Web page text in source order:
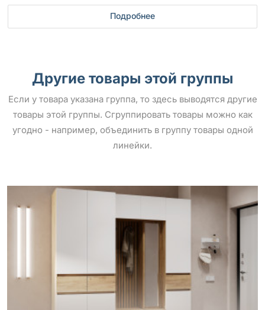
Подробнее
Другие товары этой группы
Если у товара указана группа, то здесь выводятся другие
товары этой группы. Сгруппировать товары можно как
угодно - например, объединить в группу товары одной
линейки.